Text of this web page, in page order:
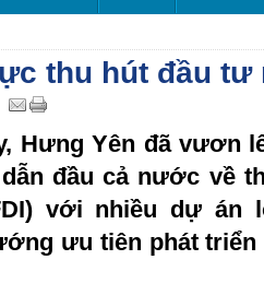
thu hút đầu
Hưng Yên đã vươn
đầu cả nước về
với nhiều dự án
ưu tiên phát